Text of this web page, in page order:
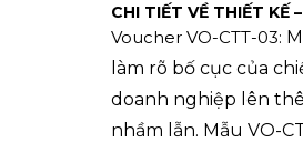
CHI TIẾT VỀ THIẾT KẾ
Voucher VO-CTT-03:
làm rõ bố cục của
doanh nghiệp lên
nhầm lẫn. Mẫu VO-